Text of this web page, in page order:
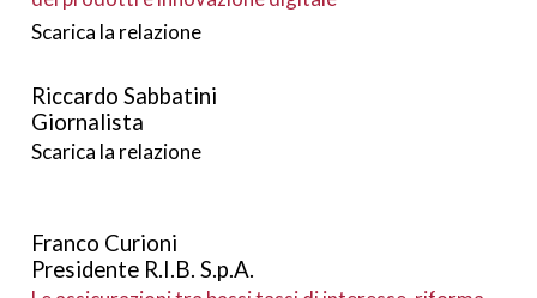
Scarica la relazione
Riccardo Sabbatini
Giornalista
Scarica la relazione
Franco Curioni
Presidente R.I.B. S.p.A.